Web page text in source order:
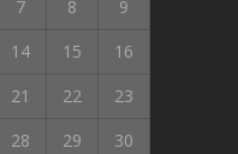
7 8
9
14 15
16
21 22
23
28 29 30